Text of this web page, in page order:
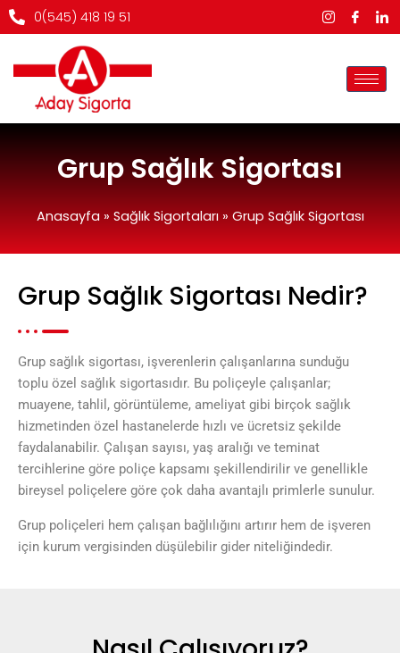
İçeriğe
atla
0(545) 418 19 51
Grup Sağlık Sigortası
Anasayfa » Sağlık Sigortaları» Grup Sağlık Sigortası
Grup Sağlık Sigortası Nedir?
Grup sağlık sigortası, işverenlerin çalışanlarına sunduğu
toplu özel sağlık sigortasıdır. Bu poliçeyle çalışanlar;
muayene, tahlil, görüntüleme, ameliyat gibi birçok sağlık
hizmetinden özel hastanelerde hızlı ve ücretsiz şekilde
faydalanabilir. Çalışan sayısı, yaş aralığı ve teminat
tercihlerine göre poliçe kapsamı şekillendirilir ve genellikle
bireysel poliçelere göre çok daha avantajlı primlerle sunulur.
Grup poliçeleri hem çalışan bağlılığını artırır hem de işveren
için kurum vergisinden düşülebilir gider niteliğindedir.